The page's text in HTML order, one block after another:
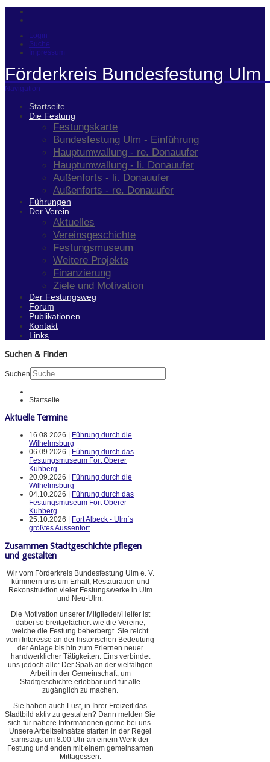
Login
Suche
Impressum
Förderkreis Bundesfestung Ulm
Navigation
Startseite
Die Festung
Festungskarte
Bundesfestung Ulm - Einführung
Hauptumwallung - re. Donauufer
Hauptumwallung - li. Donauufer
Außenforts - li. Donauufer
Außenforts - re. Donauufer
Führungen
Der Verein
Aktuelles
Vereinsgeschichte
Festungsmuseum
Weitere Projekte
Finanzierung
Ziele und Motivation
Der Festungsweg
Forum
Publikationen
Kontakt
Links
Suchen & Finden
Suchen
Startseite
Aktuelle Termine
16.08.2026 |
Führung durch die
Wilhelmsburg
06.09.2026 |
Führung durch das
Festungsmuseum Fort Oberer
Kuhberg
20.09.2026 |
Führung durch die
Wilhelmsburg
04.10.2026 |
Führung durch das
Festungsmuseum Fort Oberer
Kuhberg
25.10.2026 |
Fort Albeck - Ulm`s
größtes Aussenfort
Zusammen Stadtgeschichte pflegen
und gestalten
Wir vom Förderkreis Bundesfestung Ulm e. V.
kümmern uns um Erhalt, Restauration und
Rekonstruktion vieler Festungswerke in Ulm
und Neu-Ulm.
Die Motivation unserer Mitglieder/Helfer ist
dabei so breitgefächert wie die Vereine,
welche die Festung beherbergt. Sie reicht
vom Interesse an der historischen Bedeutung
der Anlage bis hin zum Erlernen neuer
handwerklicher Tätigkeiten. Eins verbindet
uns jedoch alle: Der Spaß an der vielfältigen
Arbeit in der Gemeinschaft, um
Stadtgeschichte erlebbar und für alle
zugänglich zu machen.
Sie haben auch Lust, in Ihrer Freizeit das
Stadtbild aktiv zu gestalten? Dann melden Sie
sich für nähere Informationen gerne bei uns.
Unsere Arbeitseinsätze starten in der Regel
samstags um 8:00 Uhr an einem Werk der
Festung und enden mit einem gemeinsamen
Mittagessen.